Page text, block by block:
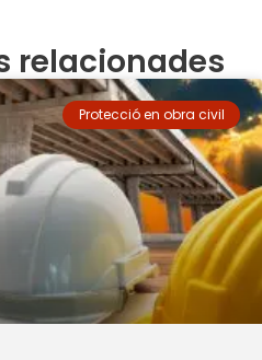
relacionades
Protecció en obra civil